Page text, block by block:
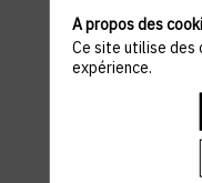
A propos des
Ce site utilise des
expérience.